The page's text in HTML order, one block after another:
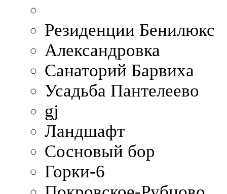
Резиденции Бенилюкс
Александровка
Санаторий Барвиха
Усадьба Пантелеево
gj
Ландшафт
Сосновый бор
Горки-6